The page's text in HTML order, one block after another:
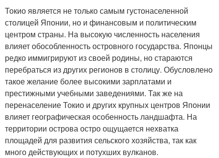
Токио является не только самым густонаселенной
столицей Японии, но и финансовым и политическим
центром страны. На высокую численность населения
влияет обособленность островного государства. Японцы
редко иммигрируют из своей родины, но стараются
перебраться из других регионов в столицу. Обусловлено
такое желание более высокими зарплатами и
престижными учебными заведениями. Так же на
перенаселение Токио и других крупных центров Японии
влияет географическая особенность ландшафта. На
территории острова остро ощущается нехватка
площадей для развития сельского хозяйства, так как
много действующих и потухших вулканов.